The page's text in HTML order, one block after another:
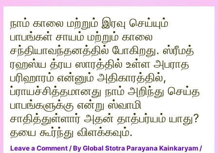
நாம் காலை மற்றும் இரவு செய்யும்
பாபங்கள் சாயம் மற்றும் காலை
சந்தியாவந்தனத்தில் போகிறது. ஸ்ரீமத்
ரஹஸ்ய த்ரய ஸாரத்தில் உள்ள அபராத
பரிஹாரம் என்னும் அதிகாரத்தில்,
ப்ராயச்சித்தமானது நாம் அறிந்து செய்த
பாபங்களுக்கு என்று ஸ்வாமி
சாதித்துள்ளார் அதன் தாத்பர்யம் யாது?
தயை கூர்ந்து விளக்கவும்.
Leave a Comment / ByGlobal Stotra Parayana Kainkaryam /